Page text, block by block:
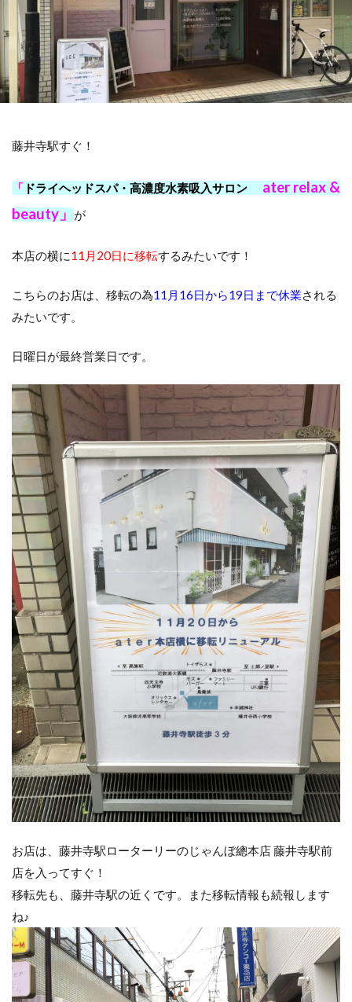
藤井寺駅すぐ！
「 ドライヘッドスパ・高濃度水素吸入サロンater relax &
beauty」が
本店の横に11月20日に移転するみたいです！
こちらのお店は、移転の為11月16日から19日まで休業される
みたいです。
日曜日が最終営業日です。
お店は、藤井寺駅ローターリーのじゃんぼ總本店 藤井寺駅前
店を入ってすぐ！
移転先も、藤井寺駅の近くです。また移転情報も続報します
ね♪